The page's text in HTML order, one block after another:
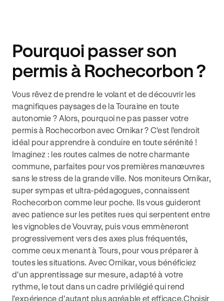
Pourquoi passer son
permis à Rochecorbon ?
Vous rêvez de prendre le volant et de découvrir les
magnifiques paysages de la Touraine en toute
autonomie ? Alors, pourquoi ne pas passer votre
permis à Rochecorbon avec Ornikar ? C'est l'endroit
idéal pour apprendre à conduire en toute sérénité !
Imaginez : les routes calmes de notre charmante
commune, parfaites pour vos premières manœuvres
sans le stress de la grande ville. Nos moniteurs Ornikar,
super sympas et ultra-pédagogues, connaissent
Rochecorbon comme leur poche. Ils vous guideront
avec patience sur les petites rues qui serpentent entre
les vignobles de Vouvray, puis vous emmèneront
progressivement vers des axes plus fréquentés,
comme ceux menant à Tours, pour vous préparer à
toutes les situations. Avec Ornikar, vous bénéficiez
d'un apprentissage sur mesure, adapté à votre
rythme, le tout dans un cadre privilégié qui rend
l'expérience d'autant plus agréable et efficace.Choisir